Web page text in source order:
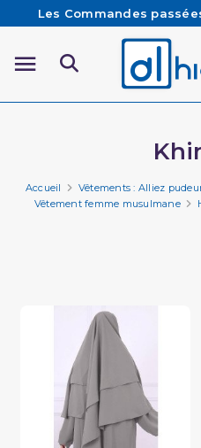
Les Commandes
sont préparées et
Besoin d'aide ?
Livraison offerte à
Accueil
Vêtements : Alliez
Vêtement femme musulmane